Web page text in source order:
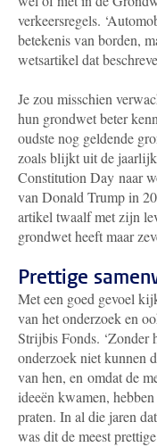
verkeersregels.
betekenis van borden,
wetsartikel dat
Je zou misschien
hun grondwet beter
oudste nog geldende
zoals blijkt uit de
Constitution Day naar
van Donald Trump in
artikel twaalf met zijn
grondwet heeft maar
Prettige
Met een goed gevoel
van het onderzoek en
Strijbis Fonds. ‘Zonder
onderzoek niet kunnen
van hen, en omdat de
ideeën kwamen,
praten. In al die jaren
was dit de meest